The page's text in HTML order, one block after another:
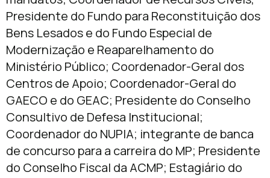
Presidente do Fundo para Reconstituição dos
Bens Lesados e do Fundo Especial de
Modernização e Reaparelhamento do
Ministério Público; Coordenador-Geral dos
Centros de Apoio; Coordenador-Geral do
GAECO e do GEAC; Presidente do Conselho
Consultivo de Defesa Institucional;
Coordenador do NUPIA; integrante de banca
de concurso para a carreira do MP; Presidente
do Conselho Fiscal da ACMP; Estagiário do